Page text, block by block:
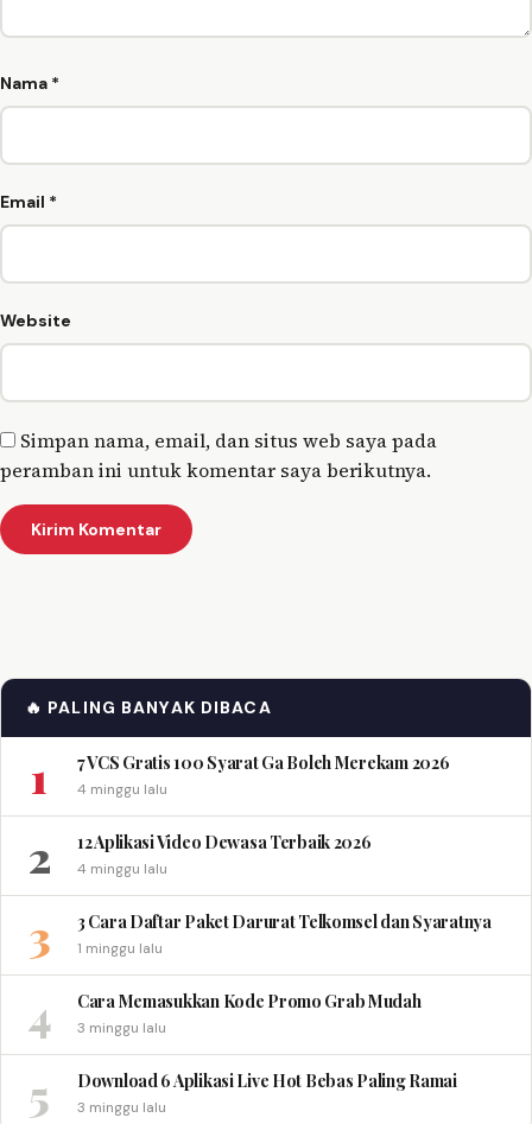
Nama *
Email *
Website
Simpan nama, email, dan situs web saya pada
peramban ini untuk komentar saya berikutnya.
🔥 PALING BANYAK DIBACA
1 7 VCS Gratis 100 Syarat Ga Boleh Merekam 2026
4 minggu lalu
2 12 Aplikasi Video Dewasa Terbaik 2026
4 minggu lalu
3 3 Cara Daftar Paket Darurat Telkomsel dan Syaratnya
1 minggu lalu
4 Cara Memasukkan Kode Promo Grab Mudah
3 minggu lalu
5 Download 6 Aplikasi Live Hot Bebas Paling Ramai
3 minggu lalu